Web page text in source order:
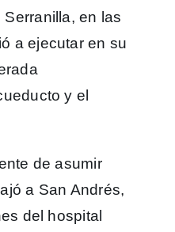
en las
a ejecutar en su
y el
de asumir
a San Andrés,
del hospital